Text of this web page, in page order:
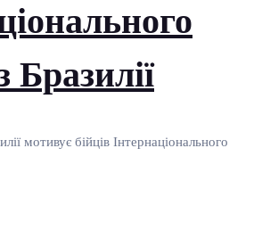
Бразилії
мотивує бійців Інтернаціонального